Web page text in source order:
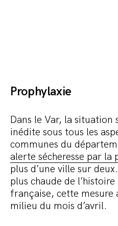
Prophylaxie
Dans le Var, la situation
inédite sous tous les
communes du
alerte sécheresse par la
plus d’une ville sur
plus chaude de
française, cette mesure
milieu du mois d’avril.